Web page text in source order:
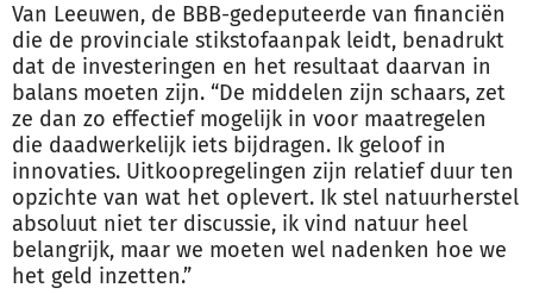
Van Leeuwen, de BBB-gedeputeerde van financiën
die de provinciale stikstofaanpak leidt, benadrukt
dat de investeringen en het resultaat daarvan in
balans moeten zijn. “De middelen zijn schaars, zet
ze dan zo effectief mogelijk in voor maatregelen
die daadwerkelijk iets bijdragen. Ik geloof in
innovaties. Uitkoopregelingen zijn relatief duur ten
opzichte van wat het oplevert. Ik stel natuurherstel
absoluut niet ter discussie, ik vind natuur heel
belangrijk, maar we moeten wel nadenken hoe we
het geld inzetten.”